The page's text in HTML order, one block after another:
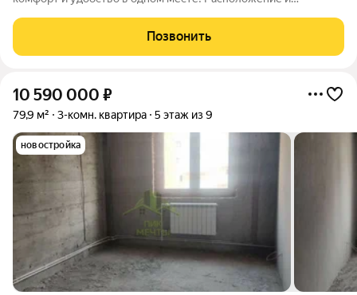
Бурятия, Улан-Удэ, 47-й квартал, Конечная улица, 4. Это
современный район с развитой
Позвонить
10 590 000 ₽
79,9 м² 3-комн. квартира 5 этаж из 9
новостройка